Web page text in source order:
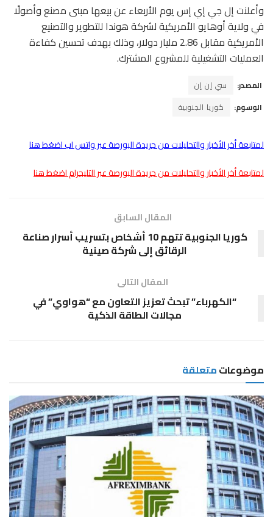
وأعلنت إل جي إي إس يوم الأربعاء عن بيعها مبنى مصنع وأصولًا
في ولاية أوهايو الأمريكية لشركة هوندا للتطوير والتصنيع
الأمريكية مقابل 2.86 مليار دولار، وذلك بهدف تحسين كفاءة
العمليات التشغيلية للمشروع المشترك.
المصدر:
سي إن إن
الوسوم:
كوريا الجنوبية
لمتابعة أخر الأخبار والتحليلات من جريدة البورصة عبر واتس اب اضغط هنا
لمتابعة أخر الأخبار والتحليلات من جريدة البورصة عبر التليجرام اضغط هنا
المقال السابق
كوريا الجنوبية تتهم 10 أشخاص بتسريب أسرار صناعة
الرقائق إلى شركة صينية
المقال التالى
“الكهرباء” تبحث تعزيز التعاون مع “هواوي” في
مجالات الطاقة الذكية
موضوعاتمتعلقة